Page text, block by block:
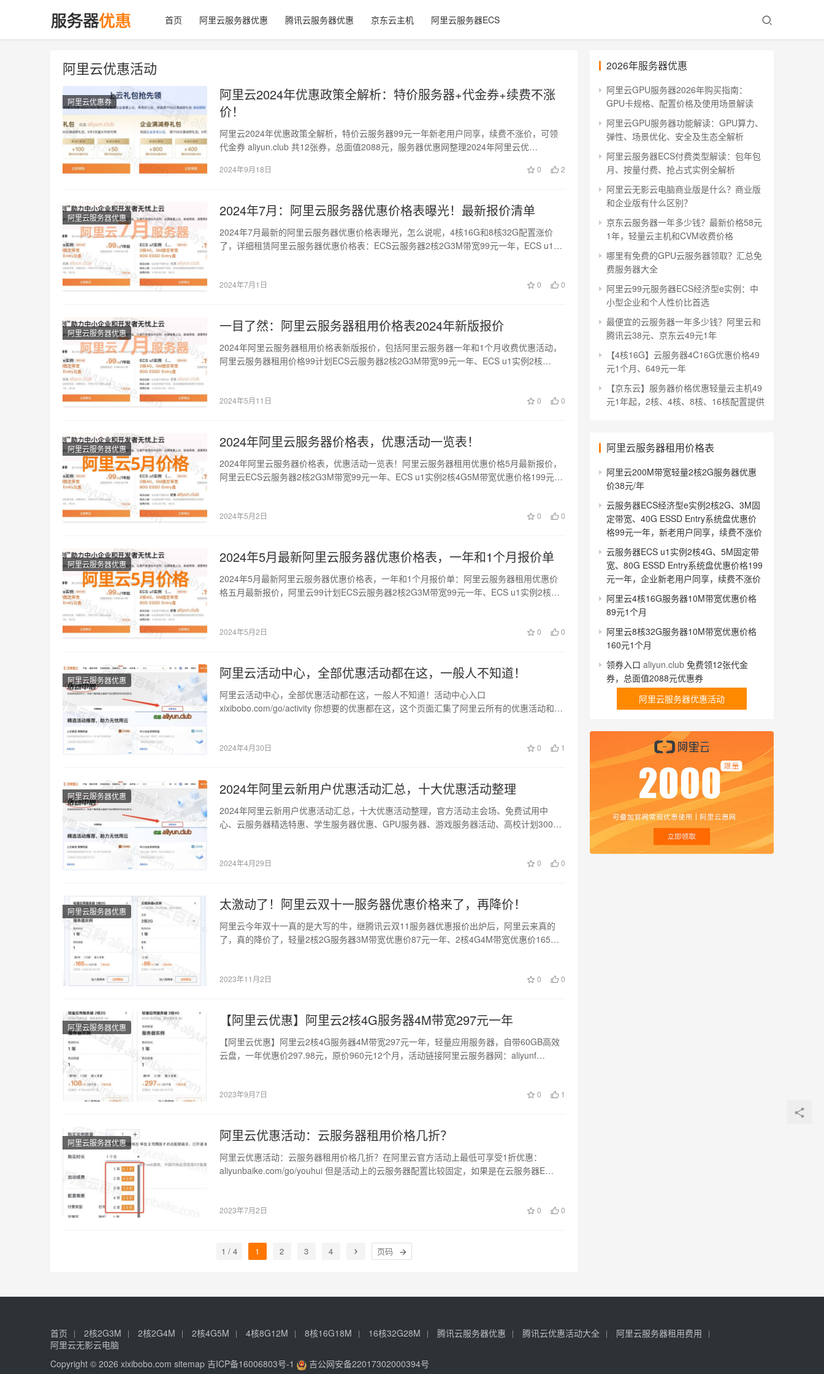
首页 阿里云服务器优惠 腾讯云服务器优惠 京东云主机 阿里云服务器ECS
阿里云优惠活动
阿里云优惠券
阿里云2024年优惠政策全解析：特价服务器+代金券+续费不涨
价！
阿里云2024年优惠政策全解析，特价云服务器99元一年新老用户同享，续费不涨价，可领
代金券 aliyun.club 共12张券，总面值2088元，服务器优惠网整理2024年阿里云优…
2024年9月18日 0 2
阿里云服务器优惠 2024年7月：阿里云服务器优惠价格表曝光！最新报价清单
2024年7月最新的阿里云服务器优惠价格表曝光，怎么说呢，4核16G和8核32G配置涨价
了，详细租赁阿里云服务器优惠价格表：ECS云服务器2核2G3M带宽99元一年，ECS u1
2024年7月1日 0 0
阿里云服务器优惠 一目了然：阿里云服务器租用价格表2024年新版报价
2024年阿里云服务器租用价格表新版报价，包括阿里云服务器一年和1个月收费优惠活动，
阿里云服务器租用价格99计划ECS云服务器2核2G3M带宽99元一年、ECS u1实例2核
2024年5月11日 0 0
阿里云服务器优惠 2024年阿里云服务器价格表，优惠活动一览表！
2024年阿里云服务器价格表，优惠活动一览表！阿里云服务器租用优惠价格5月最新报价，
阿里云ECS云服务器2核2G3M带宽99元一年、ECS u1实例2核4G5M带宽优惠价格199元…
2024年5月2日 0 0
阿里云服务器优惠 2024年5月最新阿里云服务器优惠价格表，一年和1个月报价单
2024年5月最新阿里云服务器优惠价格表，一年和1个月报价单：阿里云服务器租用优惠价
格五月最新报价，阿里云99计划ECS云服务器2核2G3M带宽99元一年、ECS u1实例2核
2024年5月2日 0 0
阿里云服务器优惠 阿里云活动中心，全部优惠活动都在这，一般人不知道！
阿里云活动中心，全部优惠活动都在这，一般人不知道！活动中心入口
xixibobo.com/go/activity 你想要的优惠都在这，这个页面汇集了阿里云所有的优惠活动和价
2024年4月30日 0 1
阿里云服务器优惠 2024年阿里云新用户优惠活动汇总，十大优惠活动整理
2024年阿里云新用户优惠活动汇总，十大优惠活动整理，官方活动主会场、免费试用中
心、云服务器精选特惠、学生服务器优惠、GPU服务器、游戏服务器活动、高校计划300元
2024年4月29日 0 0
阿里云服务器优惠 太激动了！阿里云双十一服务器优惠价格来了，再降价！
阿里云今年双十一真的是大写的牛，继腾讯云双11服务器优惠报价出炉后，阿里云来真的
了，真的降价了，轻量2核2G服务器3M带宽优惠价87元一年、2核4G4M带宽优惠价165元
2023年11月2日 0 0
阿里云服务器优惠 【阿里云优惠】阿里云2核4G服务器4M带宽297元一年
【阿里云优惠】阿里云2核4G服务器4M带宽297元一年，轻量应用服务器，自带60GB高效
云盘，一年优惠价297.98元，原价960元12个月，活动链接阿里云服务器网：aliyunf…
2023年9月7日 0 1
阿里云服务器优惠 阿里云优惠活动：云服务器租用价格几折？
阿里云优惠活动：云服务器租用价格几折？在阿里云官方活动上最低可享受1折优惠：
aliyunbaike.com/go/youhui 但是活动上的云服务器配置比较固定，如果是在云服务器E…
2023年7月2日 0 0
1 / 4 1 2 3 4
2026年服务器优惠
阿里云GPU服务器2026年购买指南：
GPU卡规格、配置价格及使用场景解读
阿里云GPU服务器功能解读：GPU算力、
弹性、场景优化、安全及生态全解析
阿里云服务器ECS付费类型解读：包年包
月、按量付费、抢占式实例全解析
阿里云无影云电脑商业版是什么？商业版
和企业版有什么区别？
京东云服务器一年多少钱？最新价格58元
1年，轻量云主机和CVM收费价格
哪里有免费的GPU云服务器领取？汇总免
费服务器大全
阿里云99元服务器ECS经济型e实例：中
小型企业和个人性价比首选
最便宜的云服务器一年多少钱？阿里云和
腾讯云38元、京东云49元1年
【4核16G】云服务器4C16G优惠价格49
元1个月、649元一年
【京东云】服务器价格优惠轻量云主机49
元1年起，2核、4核、8核、16核配置提供
阿里云服务器租用价格表
阿里云200M带宽轻量2核2G服务器优惠
价38元/年
云服务器ECS经济型e实例2核2G、3M固
定带宽、40G ESSD Entry系统盘优惠价
格99元一年，新老用户同享，续费不涨价
云服务器ECS u1实例2核4G、5M固定带
宽、80G ESSD Entry系统盘优惠价格199
元一年，企业新老用户同享，续费不涨价
阿里云4核16G服务器10M带宽优惠价格
89元1个月
阿里云8核32G服务器10M带宽优惠价格
160元1个月
领券入口 aliyun.club 免费领12张代金
券，总面值2088元优惠券
阿里云服务器优惠活动
首页 2核2G3M 2核2G4M 2核4G5M 4核8G12M 8核16G18M 16核32G28M 腾讯云服务器优惠 腾讯云优惠活动大全
阿里云服务器租用费用
阿里云无影云电脑
Copyright © 2026 xixibobo.com sitemap 吉ICP备16006803号-1 吉公网安备22017302000394号